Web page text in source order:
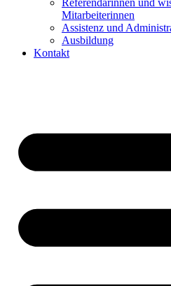
Referendarinnen und
Mitarbeiterinnen
Assistenz und
Ausbildung
Kontakt